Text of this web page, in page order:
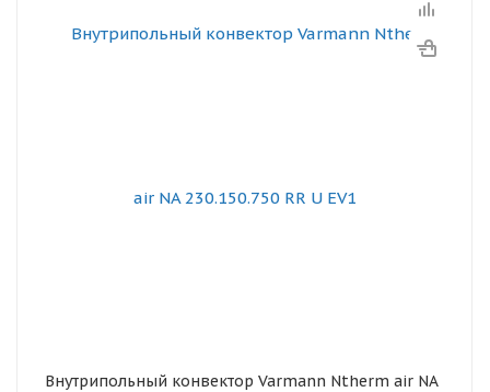
Внутрипольный конвектор Varmann Ntherm air NA